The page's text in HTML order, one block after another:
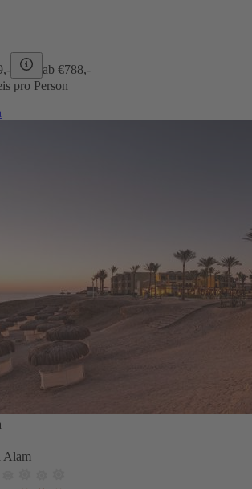
ab €788,-
pro Person
Alam